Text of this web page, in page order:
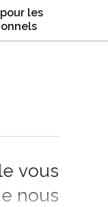
les
vous
nous